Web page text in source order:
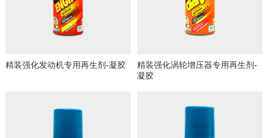
精装强化发动机专用再生剂-凝胶
精装强化涡轮增压器专用再生剂-
凝胶